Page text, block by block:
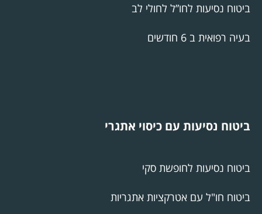
ביטוח נסיעות לחו”ל לחולי לב
בעיה רפואית ב 6 חודשים
ביטוח נסיעות עם כיסוי אתגרי
ביטוח נסיעות לחופשת סקי
ביטוח חו"ל עם אטרקציות אתגריות